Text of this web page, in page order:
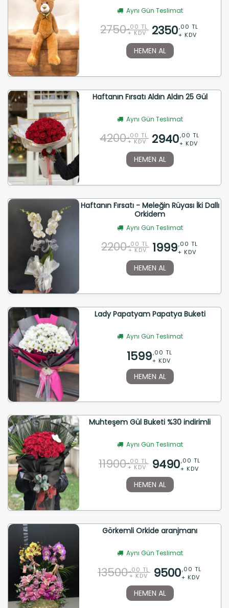
Aynı Gün Teslimat
2750 ,00 TL
+ KDV 2350,00 TL
+ KDV
HEMEN AL
Haftanın Fırsatı Aldın Aldın 25 Gül
Aynı Gün Teslimat
4200 ,00 TL
+ KDV 2940,00 TL
+ KDV
HEMEN AL
Haftanın Fırsatı - Meleğin Rüyası İki Dallı
Orkidem
Aynı Gün Teslimat
2200 ,00 TL
+ KDV 1999,00 TL
+ KDV
HEMEN AL
Lady Papatyam Papatya Buketi
Aynı Gün Teslimat
1599,00 TL
+ KDV
HEMEN AL
Muhteşem Gül Buketi %30 indirimli
Aynı Gün Teslimat
11900 ,00 TL
+ KDV 9490,00 TL
+ KDV
HEMEN AL
Görkemli Orkide aranjmanı
Aynı Gün Teslimat
13500 ,00 TL
+ KDV 9500,00 TL
+ KDV
HEMEN AL